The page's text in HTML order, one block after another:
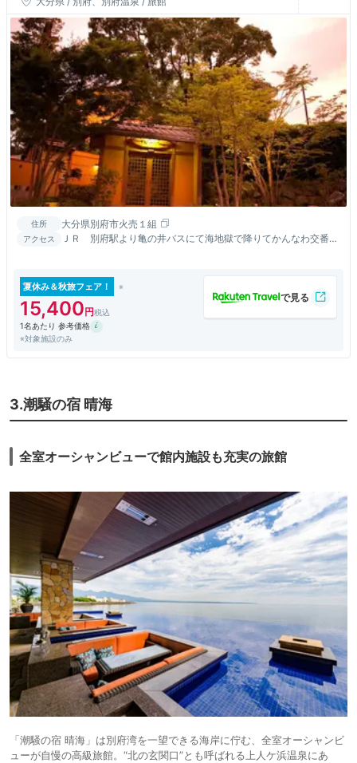
住所 大分県別府市火売１組
アクセス
ＪＲ 別府駅より亀の井バスにて海地獄で降りてかんなわ交番側
夏休み＆秋旅フェア！
15,400
1名あたり 参考価格
※対象施設のみ
3.潮騒の宿 晴海
全室オーシャンビューで館内施設も充実の旅館
「潮騒の宿 晴海」は別府湾を一望できる海岸に佇む、全室オーシャンビ
ューが自慢の高級旅館。“北の玄関口”とも呼ばれる上人ケ浜温泉にあ